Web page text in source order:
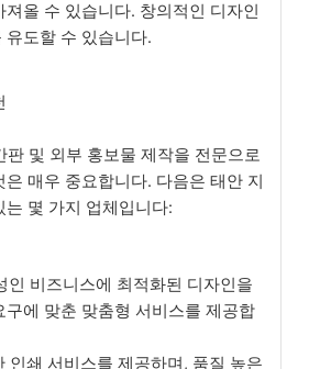
져올 수 있습니다. 창의적인 디자인
유도할 수 있습니다.
판 및 외부 홍보물 제작을 전문으로
매우 중요합니다. 다음은 태안 지
는 몇 가지 업체입니다:
인 비즈니스에 최적화된 디자인을
구에 맞춘 맞춤형 서비스를 제공합
인쇄 서비스를 제공하며, 품질 높은